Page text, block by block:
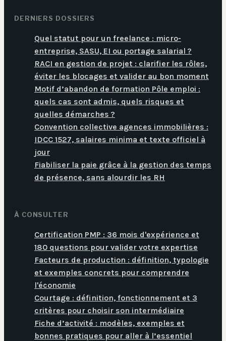
DERNIERS DOSSIERS
Quel statut pour un freelance : micro-
entreprise, SASU, EI ou portage salarial ?
RACI en gestion de projet : clarifier les rôles,
éviter les blocages et valider au bon moment
Motif d’abandon de formation Pôle emploi :
quels cas sont admis, quels risques et
quelles démarches ?
Convention collective agences immobilières :
IDCC 1527, salaires minima et texte officiel à
jour
Fiabiliser la paie grâce à la gestion des temps
de présence, sans alourdir les RH
À CONSULTER
Certification PMP : 36 mois d'expérience et
180 questions pour valider votre expertise
Facteurs de production : définition, typologie
et exemples concrets pour comprendre
l'économie
Courtage : définition, fonctionnement et 3
critères pour choisir son intermédiaire
Fiche d’activité : modèles, exemples et
bonnes pratiques pour aller à l’essentiel